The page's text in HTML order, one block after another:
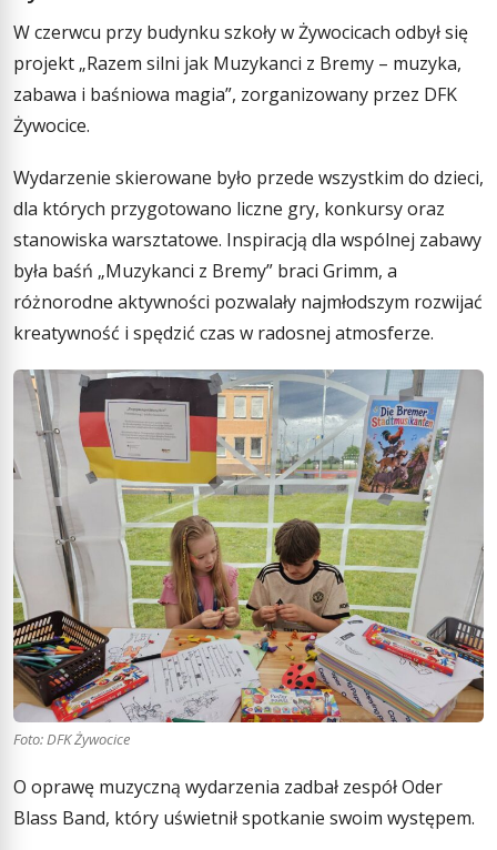
W czerwcu przy budynku szkoły w Żywocicach odbył się
projekt „Razem silni jak Muzykanci z Bremy – muzyka,
zabawa i baśniowa magia”, zorganizowany przez DFK
Żywocice.
Wydarzenie skierowane było przede wszystkim do dzieci,
dla których przygotowano liczne gry, konkursy oraz
stanowiska warsztatowe. Inspiracją dla wspólnej zabawy
była baśń „Muzykanci z Bremy” braci Grimm, a
różnorodne aktywności pozwalały najmłodszym rozwijać
kreatywność i spędzić czas w radosnej atmosferze.
Foto: DFK Żywocice
O oprawę muzyczną wydarzenia zadbał zespół Oder
Blass Band, który uświetnił spotkanie swoim występem.